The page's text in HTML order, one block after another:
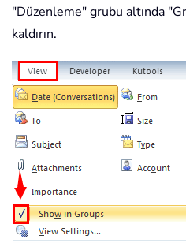
"Düzenleme" grubu altında
kaldırın.